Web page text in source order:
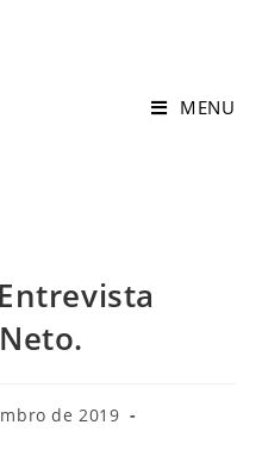
MENU
de 2019